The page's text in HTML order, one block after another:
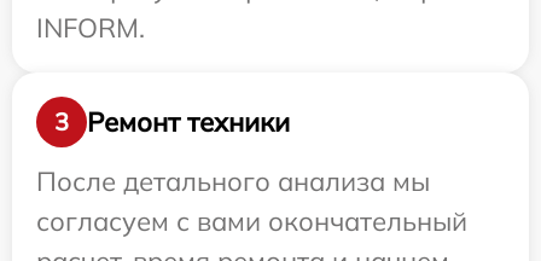
INFORM.
3
Ремонт техники
После детального анализа мы
согласуем с вами окончательный